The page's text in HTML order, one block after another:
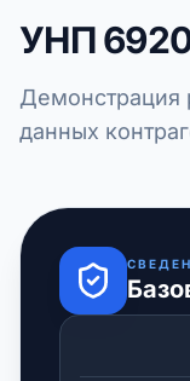
УНП
Демонстрация
данных